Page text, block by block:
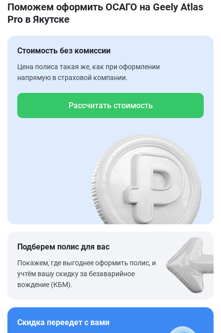
Поможем оформить ОСАГО на Geely Atlas
Pro в Якутске
Стоимость без комиссии
Цена полиса такая же, как при оформлении
напрямую в страховой компании.
Рассчитать стоимость
Подберем полис для вас
Покажем, где выгоднее оформить полис, и
учтём вашу скидку за безаварийное
вождение (КБМ).
Скидка переедет с вами